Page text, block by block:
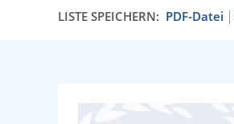
LISTE SPEICHERN: PDF-Datei